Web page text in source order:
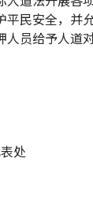
平民安全，并
人员给予人道
处